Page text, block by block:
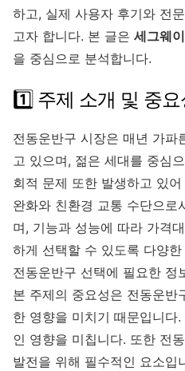
하고, 실제 사용자 후기와 전
고자 합니다. 본 글은 세그웨
을 중심으로 분석합니다.
1️⃣ 주제 소개 및 중요
전동운반구 시장은 매년 가파
고 있으며, 젊은 세대를 중심
회적 문제 또한 발생하고 있
완화와 친환경 교통 수단으로
며, 기능과 성능에 따라 가격
하게 선택할 수 있도록 다양
전동운반구 선택에 필요한 정
본 주제의 중요성은 전동운반
한 영향을 미치기 때문입니다
인 영향을 미칩니다. 또한 전
발전을 위해 필수적인 요소입